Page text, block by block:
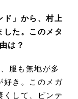
」から、村上
た。このメタ
は？
服も無地が多
好き。このメガ
くして、ビンテ